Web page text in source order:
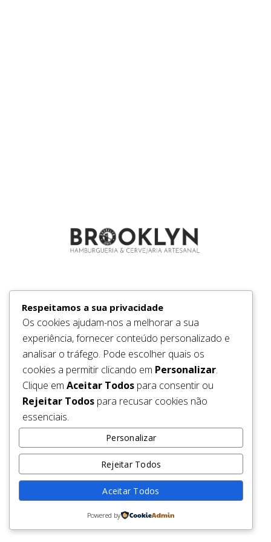
We are under construction and will
Respeitamos a sua privacidade
Os cookies ajudam-nos a melhorar a sua
experiência, fornecer conteúdo personalizado e
analisar o tráfego. Pode escolher quais os
cookies a permitir clicando em Personalizar.
Clique em Aceitar Todos para consentir ou
Rejeitar Todos para recusar cookies não
essenciais.
Personalizar
Rejeitar Todos
Aceitar Todos
Powered by